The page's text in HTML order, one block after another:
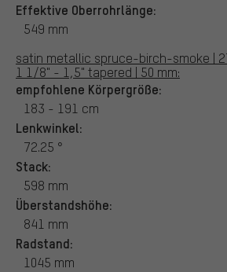
Effektive Oberrohrlänge:
549 mm
satin metallic spruce-birch-smoke |
1 1/8" - 1,5" tapered | 50 mm:
empfohlene Körpergröße:
183 - 191 cm
Lenkwinkel:
72.25 °
Stack:
598 mm
Überstandshöhe:
841 mm
Radstand:
1045 mm